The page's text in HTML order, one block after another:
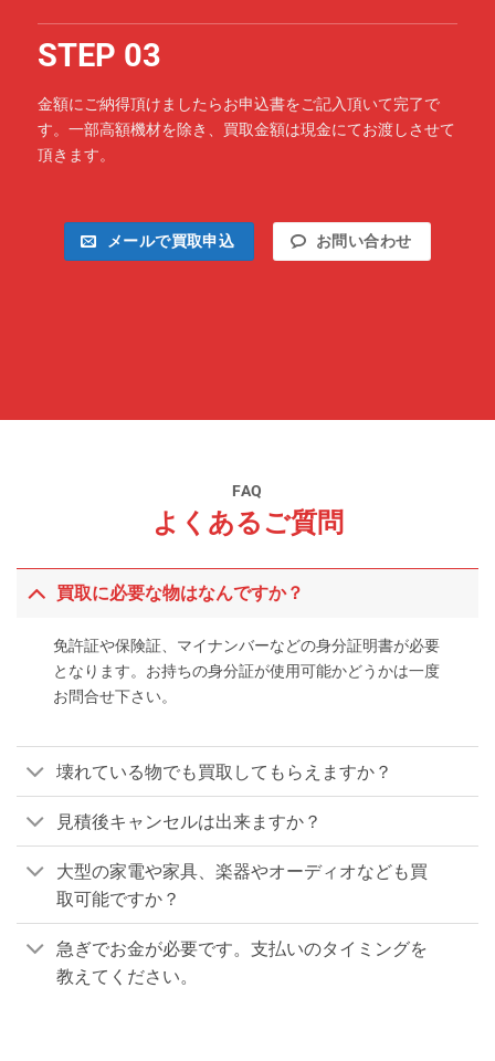
STEP 03
金額にご納得頂けましたらお申込書をご記入頂いて完了で
す。一部高額機材を除き、買取金額は現金にてお渡しさせて
頂きます。
メールで買取申込 お問い合わせ
FAQ
よくあるご質問
買取に必要な物はなんですか？
免許証や保険証、マイナンバーなどの身分証明書が必要
となります。お持ちの身分証が使用可能かどうかは一度
お問合せ下さい。
壊れている物でも買取してもらえますか？
見積後キャンセルは出来ますか？
大型の家電や家具、楽器やオーディオなども買
取可能ですか？
急ぎでお金が必要です。支払いのタイミングを
教えてください。